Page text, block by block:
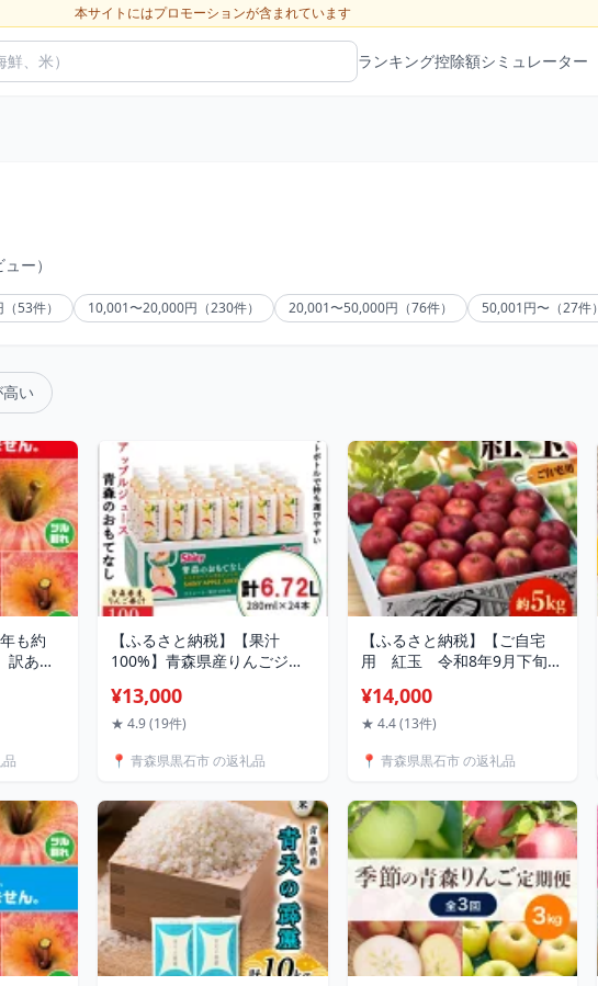
本サイトにはプロモーションが含まれています
ランキング控除額シミュレーター
ー）
53件） 10,001〜20,000円（230件） 20,001〜50,000円（76件） 50,001円〜（27件）
い
も約
あり
発送
あり
おす
【ふるさと納税】【果汁
100%】青森県産りんごジュ
ルジュース》_ りんご アップ
ルジュース ジュース りんご
果汁 100% ストレート 国産
ペットボトル 果物 贈答 ギフ
ト 【1034334】
¥13,000
★ 4.9 (19件)
📍 青森県黒石市 の返礼品
【ふるさと納税】【ご自宅
用 紅玉 令和8年9月下旬～
会DB箱入 特殊な光センサ
選果_ りんご 紅玉 林檎 リン
だもの フルーツ デザート 調
地域：離島】【1328602】
¥14,000
★ 4.4 (13件)
📍 青森県黒石市 の返礼品